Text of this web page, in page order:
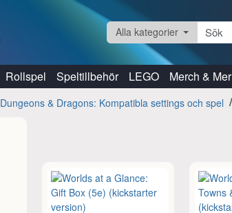
Alla kategorier
Rollspel Speltillbehör LEGO Merch & Mer
Dungeons & Dragons: Kompatibla settings och spel